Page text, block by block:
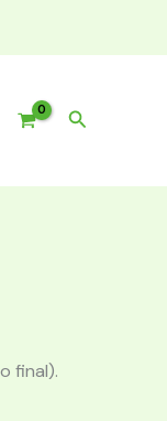
Buscar
final).